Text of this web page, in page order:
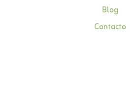
Blog
Contacto